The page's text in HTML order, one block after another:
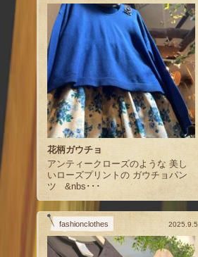
花柄ガウチョ
アンティークローズのような 美し
いローズプリントの ガウチョパン
ツ &nbs･･･
fashionclothes 2025.9.5